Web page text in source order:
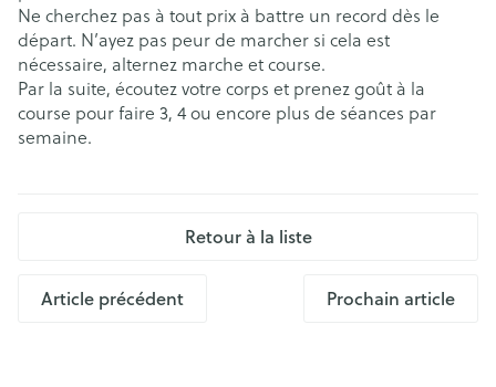
Ne cherchez pas à tout prix à battre un record dès le
départ. N’ayez pas peur de marcher si cela est
nécessaire, alternez marche et course.
Par la suite, écoutez votre corps et prenez goût à la
course pour faire 3, 4 ou encore plus de séances par
semaine.
Retour à la liste
Article précédent Prochain article